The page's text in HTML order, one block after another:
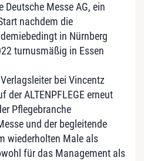
Messe AG, ein
nachdem die
in Nürnberg
turnusmäßig in Essen
bei Vincentz
der ALTENPFLEGE erneut
Pflegebranche
und der begleitende
wiederholten Male als
für das Management als